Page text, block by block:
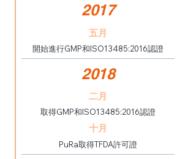
2017
五月
開始進行GMP和ISO13485:2016認證
2018
二月
取得GMP和ISO13485:2016認證
十月
PuRa取得TFDA許可證